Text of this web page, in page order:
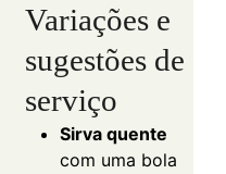
Variações e
sugestões de
serviço
Sirva quente
com uma bola